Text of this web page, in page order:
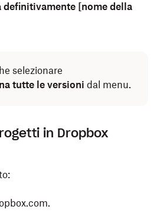
definitivamente [nome della
selezionare
tutte le versioni dal menu.
in Dropbox